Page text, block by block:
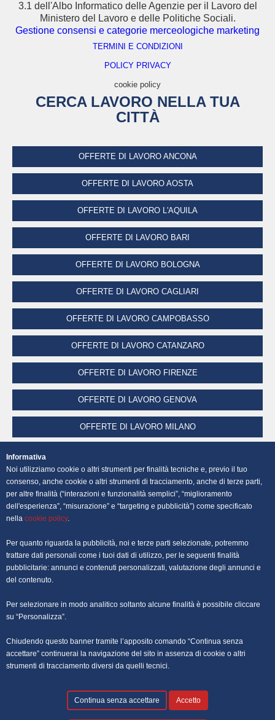
3.1 dell'Albo Informatico delle Agenzie per il Lavoro del
Ministero del Lavoro e delle Politiche Sociali.
Gestione consensi e categorie merceologiche marketing
TERMINI E CONDIZIONI
POLICY PRIVACY
cookie policy
CERCA LAVORO NELLA TUA
CITTÀ
OFFERTE DI LAVORO ANCONA
OFFERTE DI LAVORO AOSTA
OFFERTE DI LAVORO L'AQUILA
OFFERTE DI LAVORO BARI
OFFERTE DI LAVORO BOLOGNA
OFFERTE DI LAVORO CAGLIARI
OFFERTE DI LAVORO CAMPOBASSO
OFFERTE DI LAVORO CATANZARO
OFFERTE DI LAVORO FIRENZE
OFFERTE DI LAVORO GENOVA
OFFERTE DI LAVORO MILANO
OFFERTE DI LAVORO PALERMO
OFFERTE DI LAVORO PERUGIA
OFFERTE DI LAVORO ROMA
OFFERTE DI LAVORO TRIESTE
OFFERTE DI LAVORO VENEZIA
Informativa
Noi utilizziamo cookie o altri strumenti per finalità tecniche e, previo il tuo
consenso, anche cookie o altri strumenti di tracciamento, anche di terze parti,
per altre finalità (“interazioni e funzionalità semplici”, “miglioramento
dell'esperienza”, “misurazione” e “targeting e pubblicità”) come specificato
nella cookie policy.
Per quanto riguarda la pubblicità, noi e terze parti selezionate, potremmo
trattare dati personali come i tuoi dati di utilizzo, per le seguenti finalità
pubblicitarie: annunci e contenuti personalizzati, valutazione degli annunci e
del contenuto.
Per selezionare in modo analitico soltanto alcune finalità è possibile cliccare
su “Personalizza”.
Chiudendo questo banner tramite l’apposito comando “Continua senza
accettare” continuerai la navigazione del sito in assenza di cookie o altri
strumenti di tracciamento diversi da quelli tecnici.
Continua senza accettare Accetto